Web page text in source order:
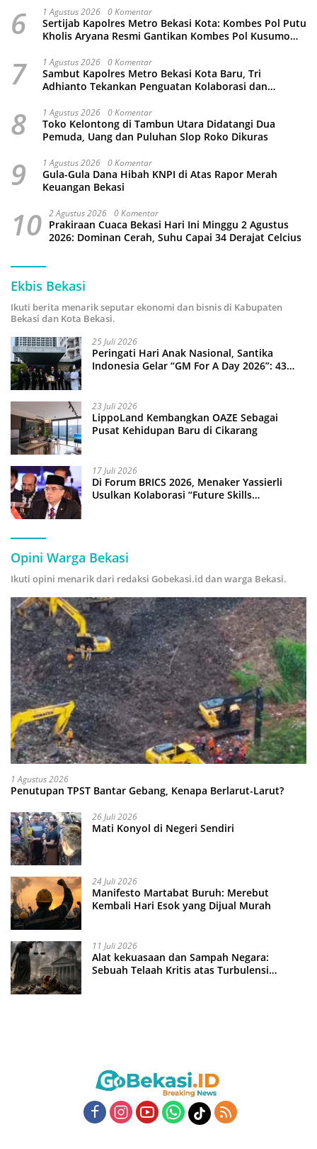
6 1 Agustus 2026 0 Komentar
Sertijab Kapolres Metro Bekasi Kota: Kombes Pol Putu
Kholis Aryana Resmi Gantikan Kombes Pol Kusumo
7 1 Agustus 2026 0 Komentar
Sambut Kapolres Metro Bekasi Kota Baru, Tri
Adhianto Tekankan Penguatan Kolaborasi dan
8 1 Agustus 2026 0 Komentar
Toko Kelontong di Tambun Utara Didatangi Dua
Pemuda, Uang dan Puluhan Slop Roko Dikuras
9 1 Agustus 2026 0 Komentar
Gula-Gula Dana Hibah KNPI di Atas Rapor Merah
Keuangan Bekasi
10 2 Agustus 2026 0 Komentar
Prakiraan Cuaca Bekasi Hari Ini Minggu 2 Agustus
2026: Dominan Cerah, Suhu Capai 34 Derajat Celcius
Ekbis Bekasi
Ikuti berita menarik seputar ekonomi dan bisnis di Kabupaten
Bekasi dan Kota Bekasi.
25 Juli 2026
Peringati Hari Anak Nasional, Santika
Indonesia Gelar “GM For A Day 2026”: 43
23 Juli 2026
LippoLand Kembangkan OAZE Sebagai
Pusat Kehidupan Baru di Cikarang
17 Juli 2026
Di Forum BRICS 2026, Menaker Yassierli
Usulkan Kolaborasi “Future Skills
Opini Warga Bekasi
Ikuti opini menarik dari redaksi Gobekasi.id dan warga Bekasi.
1 Agustus 2026
Penutupan TPST Bantar Gebang, Kenapa Berlarut-Larut?
26 Juli 2026
Mati Konyol di Negeri Sendiri
24 Juli 2026
Manifesto Martabat Buruh: Merebut
Kembali Hari Esok yang Dijual Murah
11 Juli 2026
Alat kekuasaan dan Sampah Negara:
Sebuah Telaah Kritis atas Turbulensi